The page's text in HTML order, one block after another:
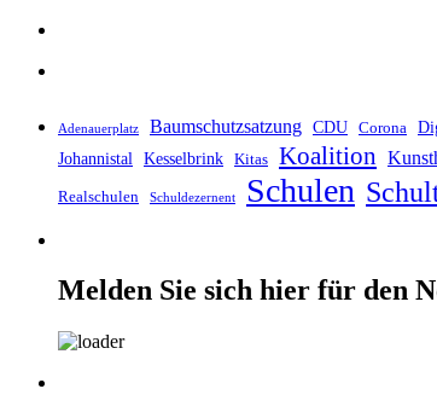
Adenauerplatz Baumschutzsatzung CDU Corona
Johannistal Kesselbrink Kitas Koalition
Realschulen Schuldezernent Schulen
Melden Sie sich hier für den